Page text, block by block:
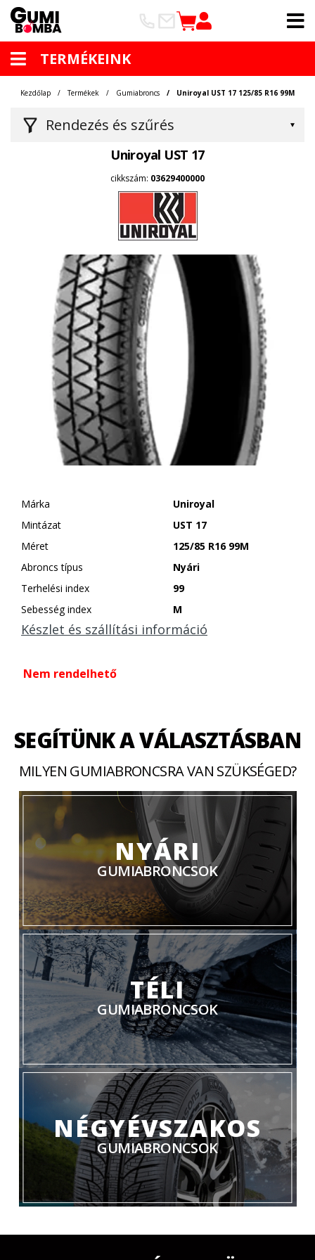
TERMÉKEINK
Rendezés és szűrés
Kezdőlap Termékek Gumiabroncs Uniroyal UST 17 125/85 R16 99M
Uniroyal UST 17
cikkszám: 03629400000
Márka
Uniroyal
Mintázat
UST 17
Méret
125/85 R16 99M
Abroncs típus
Nyári
Terhelési index
99
Sebesség index
M
Készlet és szállítási információ
Nem rendelhető
SEGÍTÜNK A VÁLASZTÁSBAN
MILYEN GUMIABRONCSRA VAN SZÜKSÉGED?
NYÁRI
GUMIABRONCSOK
TÉLI
GUMIABRONCSOK
NÉGYÉVSZAKOS
GUMIABRONCSOK